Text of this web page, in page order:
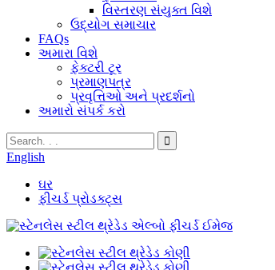
વિસ્તરણ સંયુક્ત વિશે
ઉદ્યોગ સમાચાર
FAQs
અમારા વિશે
ફેક્ટરી ટૂર
પ્રમાણપત્ર
પ્રવૃત્તિઓ અને પ્રદર્શનો
અમારો સંપર્ક કરો
English
ઘર
ફીચર્ડ પ્રોડક્ટ્સ